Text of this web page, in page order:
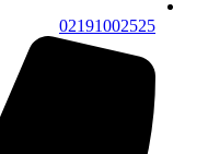
02191002525